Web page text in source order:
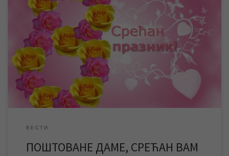
ЈКП „Водовод и канализација“ Зрењанин свим дамама честита
8. март међународни Дан жена! Служба информисања и
пословних комуникација ЈКП „Водовод и канализација“
Зрењанин
ВЕСТИ
ПОШТОВАНЕ ДАМЕ, СРЕЋАН ВАМ